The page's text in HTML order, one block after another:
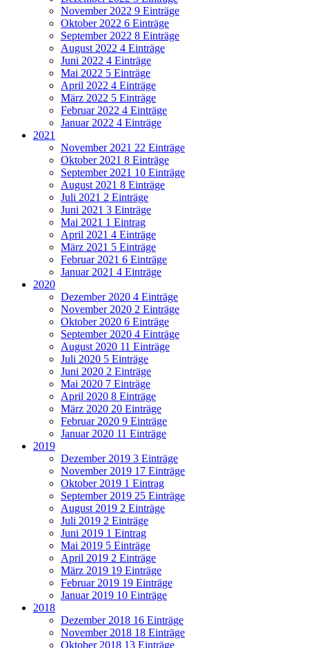
November 2022 9 Einträge
Oktober 2022 6 Einträge
September 2022 8 Einträge
August 2022 4 Einträge
Juni 2022 4 Einträge
Mai 2022 5 Einträge
April 2022 4 Einträge
März 2022 5 Einträge
Februar 2022 4 Einträge
Januar 2022 4 Einträge
2021
November 2021 22 Einträge
Oktober 2021 8 Einträge
September 2021 10 Einträge
August 2021 8 Einträge
Juli 2021 2 Einträge
Juni 2021 3 Einträge
Mai 2021 1 Eintrag
April 2021 4 Einträge
März 2021 5 Einträge
Februar 2021 6 Einträge
Januar 2021 4 Einträge
2020
Dezember 2020 4 Einträge
November 2020 2 Einträge
Oktober 2020 6 Einträge
September 2020 4 Einträge
August 2020 11 Einträge
Juli 2020 5 Einträge
Juni 2020 2 Einträge
Mai 2020 7 Einträge
April 2020 8 Einträge
März 2020 20 Einträge
Februar 2020 9 Einträge
Januar 2020 11 Einträge
2019
Dezember 2019 3 Einträge
November 2019 17 Einträge
Oktober 2019 1 Eintrag
September 2019 25 Einträge
August 2019 2 Einträge
Juli 2019 2 Einträge
Juni 2019 1 Eintrag
Mai 2019 5 Einträge
April 2019 2 Einträge
März 2019 19 Einträge
Februar 2019 19 Einträge
Januar 2019 10 Einträge
2018
Dezember 2018 16 Einträge
November 2018 18 Einträge
Oktober 2018 13 Einträge